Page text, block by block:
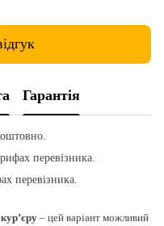
Гарантія
перевізника.
перевізника.
– цей варіант можливий